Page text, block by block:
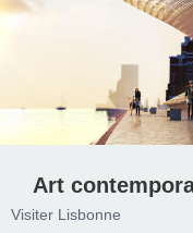
Art
Visiter Lisbonne